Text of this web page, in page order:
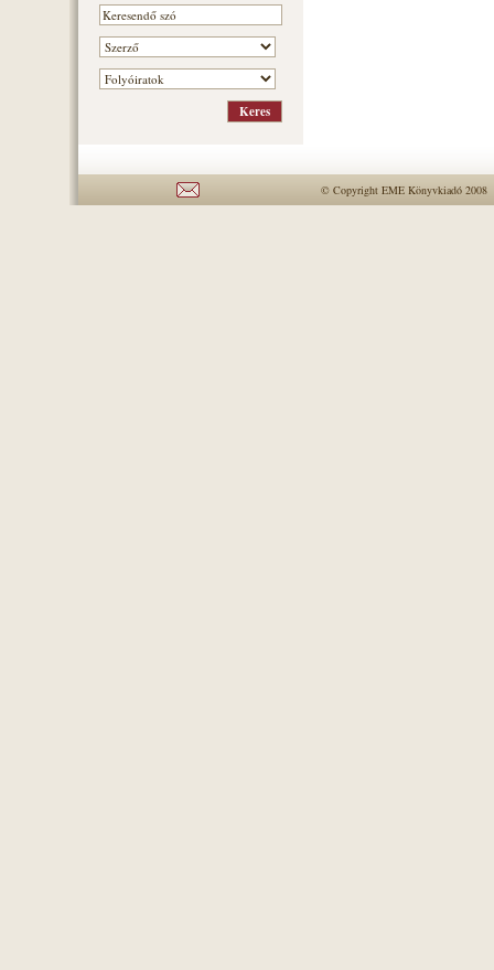
© Copyright EME Könyvkiadó 2008